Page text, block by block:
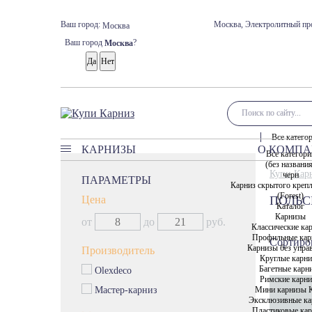
Ваш город: Москва
Ваш город Москва?
Москва, Электролитный
Все
Все
(без
черн
Карниз скрытого
(Forest)
Каталог
Карнизы
Классические
Профильные
Карнизы без
Круглые
Багетные
Римские
Мини карнизы
Эксклюзивные
КАРНИЗЫ
Классические карнизы
Профильные карнизы
Карнизы без управления
Багетные карнизы
Римские карнизы
Мини карнизы Кафе
О
ПАРАМЕТРЫ
Цена
от
до руб.
Производитель
Olexdeco
Мастер-карниз
Купи